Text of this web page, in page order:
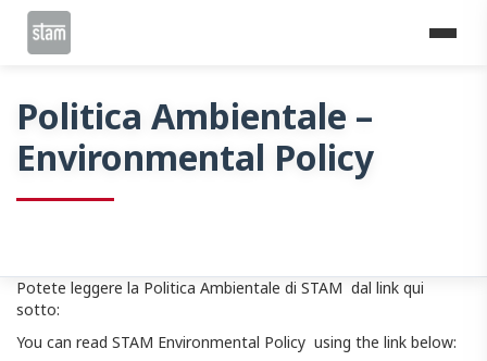
Home
Politica Ambientale –
Environmental Policy
Potete leggere la Politica Ambientale di STAM dal link qui
sotto:
You can read STAM Environmental Policy using the link below: